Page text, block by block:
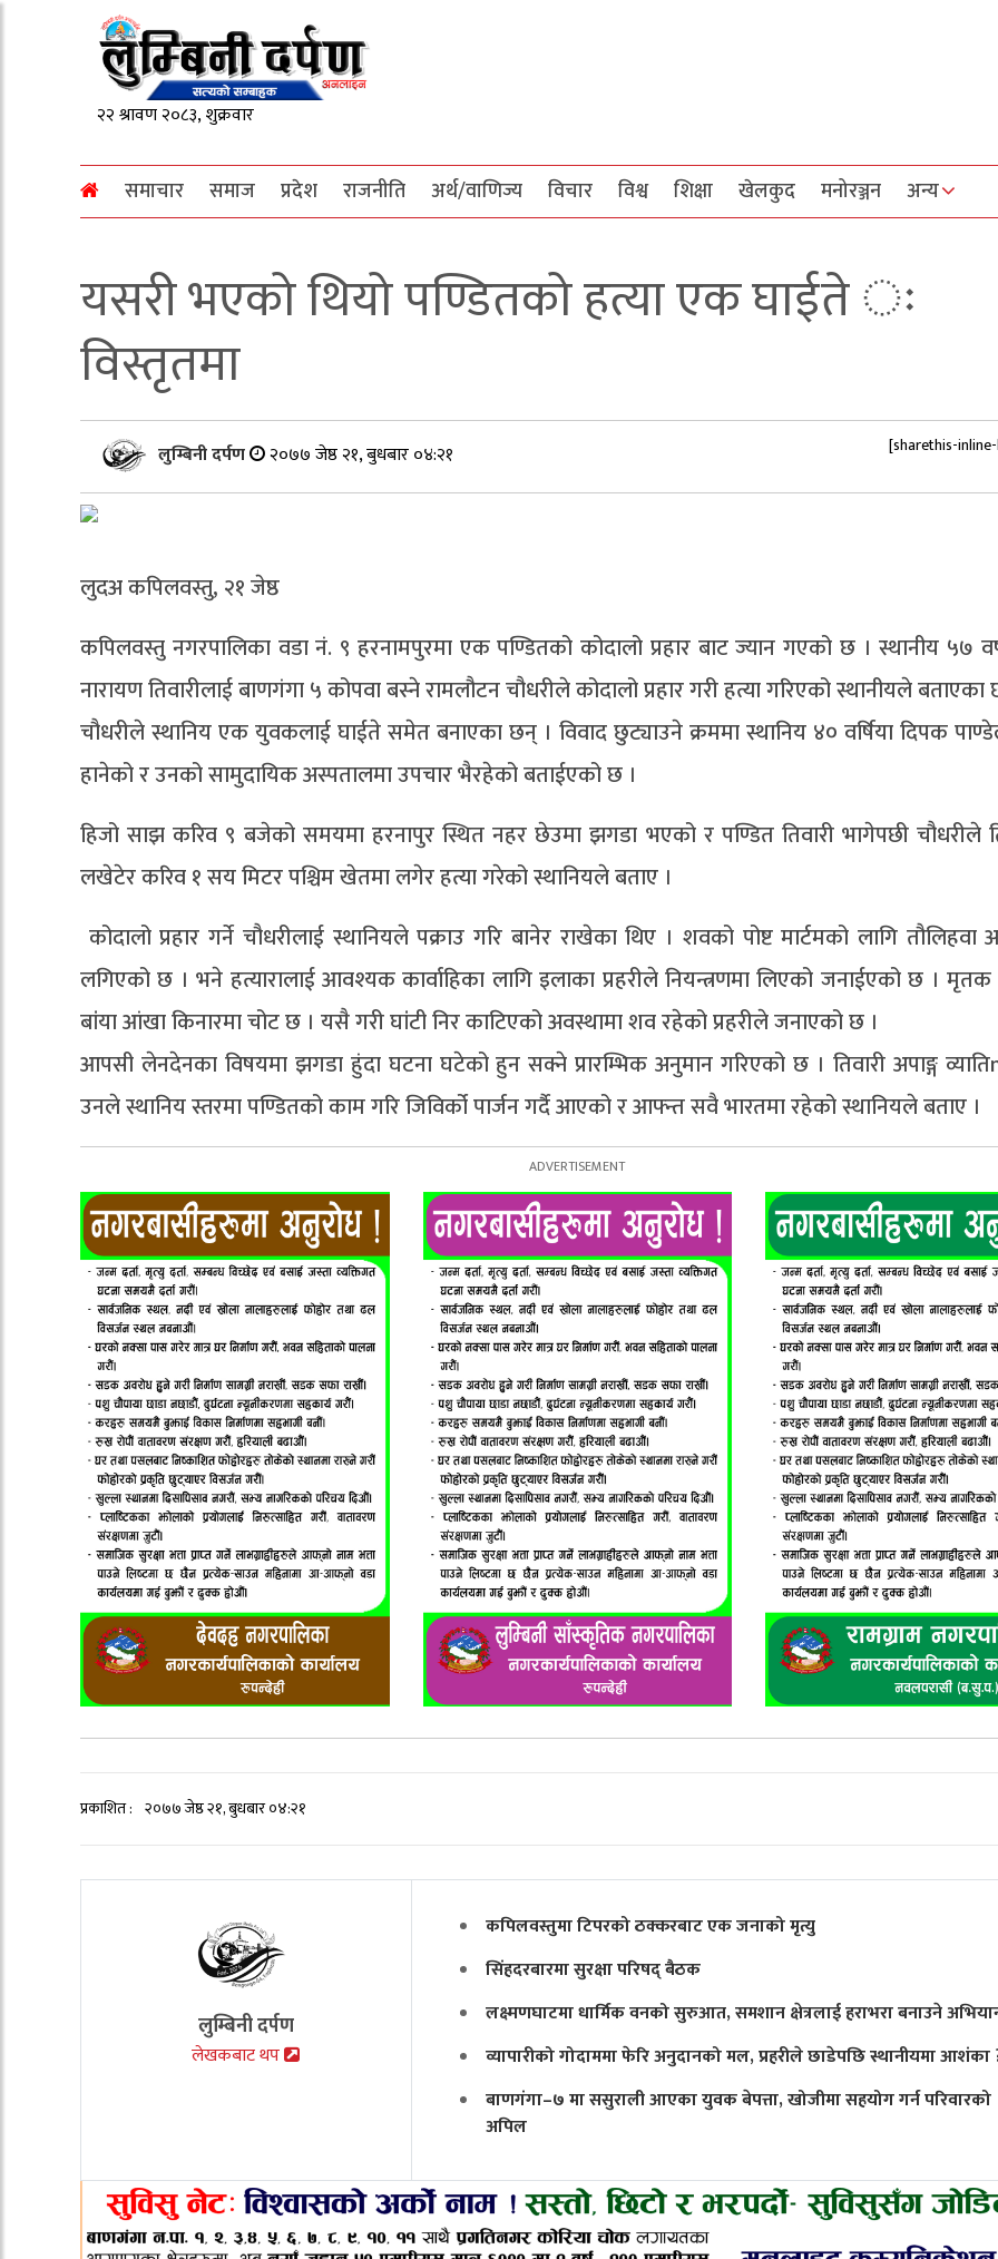
समाचार समाज प्रदेश राजनीति अर्थ/वाणिज्य विचार विश्व शिक्षा खेलकुद मनोरञ्जन अन्य
यसरी भएको थियो पण्डितको हत्या एक घाईते ः
विस्तृतमा
लुम्बिनी दर्पण २०७७ जेष्ठ २१, बुधबार ०४:२१ [sharethis-
लुदअ कपिलवस्तु, २१ जेष्ठ
कपिलवस्तु नगरपालिका वडा नं. ९ हरनामपुरमा एक पण्डितको कोदालो प्रहार बाट ज्यान गएको छ । स्थानीय ५७
नारायण तिवारीलाई बाणगंगा ५ कोपवा बस्ने रामलौटन चौधरीले कोदालो प्रहार गरी हत्या गरिएको स्थानीयले
चौधरीले स्थानिय एक युवकलाई घाईते समेत बनाएका छन् । विवाद छुट्याउने क्रममा स्थानिय ४० वर्षिया दिपक
हानेको र उनको सामुदायिक अस्पतालमा उपचार भैरहेको बताईएको छ ।
हिजो साझ करिव ९ बजेको समयमा हरनापुर स्थित नहर छेउमा झगडा भएको र पण्डित तिवारी भागेपछी चौधरीले
लखेटेर करिव १ सय मिटर पश्चिम खेतमा लगेर हत्या गरेको स्थानियले बताए ।
कोदालो प्रहार गर्ने चौधरीलाई स्थानियले पक्राउ गरि बानेर राखेका थिए । शवको पोष्ट मार्टमको लागि तौलिहवा
लगिएको छ । भने हत्यारालाई आवश्यक कार्वाहिका लागि इलाका प्रहरीले नियन्त्रणमा लिएको जनाईएको छ । मृतक
बांया आंखा किनारमा चोट छ । यसै गरी घांटी निर काटिएको अवस्थामा शव रहेको प्रहरीले जनाएको छ ।
आपसी लेनदेनका विषयमा झगडा हुंदा घटना घटेको हुन सक्ने प्रारम्भिक अनुमान गरिएको छ । तिवारी अपाङ्ग
उनले स्थानिय स्तरमा पण्डितको काम गरि जिविर्को पार्जन गर्दै आएको र आफ्न्त सवै भारतमा रहेको स्थानियले बताए ।
प्रकाशित : २०७७ जेष्ठ २१, बुधबार ०४:२१
लुम्बिनी दर्पण
लेखकबाट थप
कपिलवस्तुमा टिपरको ठक्करबाट एक जनाको मृत्यु
सिंहदरबारमा सुरक्षा परिषद् बैठक
लक्ष्मणघाटमा धार्मिक वनको सुरुआत, समशान क्षेत्रलाई हराभरा बनाउने
व्यापारीको गोदाममा फेरि अनुदानको मल, प्रहरीले छाडेपछि स्थानीयमा आशंका
बाणगंगा–७ मा ससुराली आएका युवक बेपत्ता, खोजीमा सहयोग गर्न परिवारको
अपिल